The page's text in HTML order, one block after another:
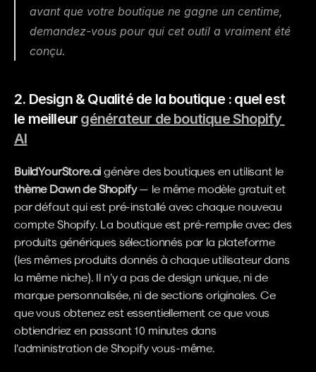
avant que votre boutique ne gagne un centime,
demandez-vous pour qui cet outil a vraiment été
conçu.
2. Design & Qualité de la boutique : quel est
le meilleur générateur de boutique Shopify
AI
BuildYourStore.ai
génère des boutiques en utilisant le
thème Dawn de Shopify — le même modèle gratuit et
par défaut qui est pré-installé avec chaque nouveau
compte Shopify. La boutique est pré-remplie avec des
produits génériques sélectionnés par la plateforme
(les mêmes produits donnés à chaque utilisateur dans
la même niche). Il n'y a pas de design unique, ni de
marque personnalisée, ni de sections originales. Ce
que vous obtenez est essentiellement ce que vous
obtiendriez en passant 10 minutes dans
l'administration de Shopify vous-même.